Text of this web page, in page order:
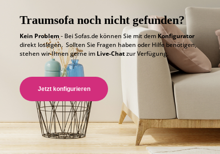
Traumsofa noch nicht gefunden?
Kein Problem- Bei Sofas.de können Sie mit dem Konfigurator
direkt loslegen. Sollten Sie Fragen haben oder Hilfe benötigen,
stehen wir Ihnen gerne im Live-Chatzur Verfügung.
Jetzt konfigurieren